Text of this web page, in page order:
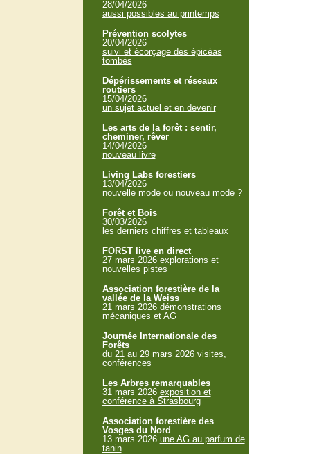
28/04/2026
aussi possibles au printemps
Prévention scolytes
20/04/2026
suivi et écorçage des épicéas
tombés
Dépérissements et réseaux
routiers
15/04/2026
un sujet actuel et en devenir
Les arts de la forêt : sentir,
cheminer, rêver
14/04/2026
nouveau livre
Living Labs forestiers
13/04/2026
nouvelle mode ou nouveau mode ?
Forêt et Bois
30/03/2026
les derniers chiffres et tableaux
FORST live en direct
27 mars 2026 explorations et
nouvelles pistes
Association forestière de la
vallée de la Weiss
21 mars 2026 démonstrations
mécaniques et AG
Journée Internationale des
Forêts
du 21 au 29 mars 2026 visites,
conférences
Les Arbres remarquables
31 mars 2026 exposition et
conférence à Strasbourg
Association forestière des
Vosges du Nord
13 mars 2026 une AG au parfum de
tanin